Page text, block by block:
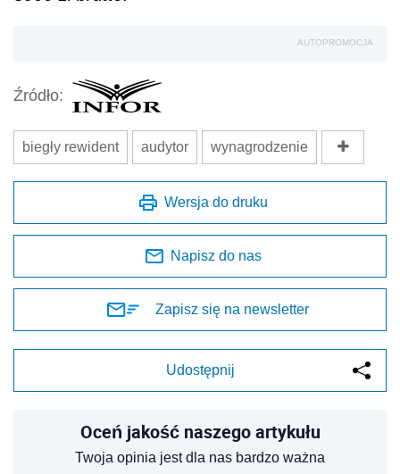
AUTOPROMOCJA
Źródło:
biegły rewident audytor wynagrodzenie
Wersja do druku
Napisz do nas
Zapisz się na newsletter
Udostępnij
Oceń jakość naszego artykułu
Twoja opinia jest dla nas bardzo ważna